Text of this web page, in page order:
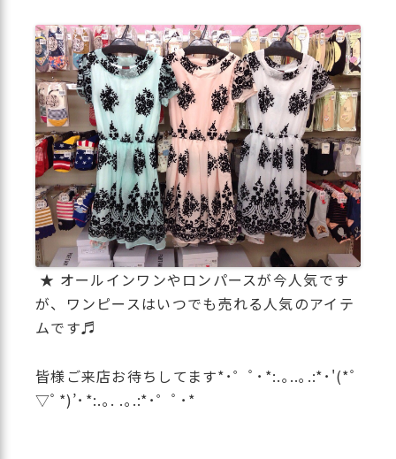
★ オールインワンやロンパースが今人気です
が、ワンピースはいつでも売れる人気のアイテ
ムです♬
皆様ご来店お待ちしてます*･゜ﾟ･*:.｡..｡.:*･'(*ﾟ
▽ﾟ*)’･*:.｡. .｡.:*･゜ﾟ･*